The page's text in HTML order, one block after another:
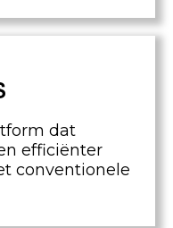
dat
efficiënter
conventionele